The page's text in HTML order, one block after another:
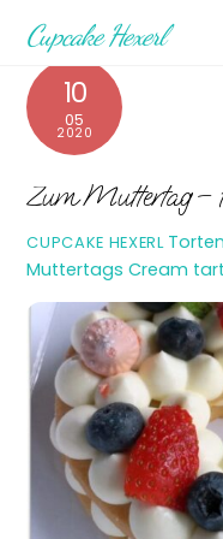
content
Cupcake Hexerl
10
05
2020
Zum Muttertag –
CUPCAKE HEXERL Torten
Muttertags Cream tart